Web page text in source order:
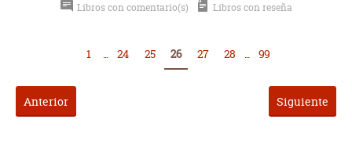
Libros con comentario(s) Libros con reseña
Anterior
1 ... 24 25 26 27 28 ... 99
Siguiente